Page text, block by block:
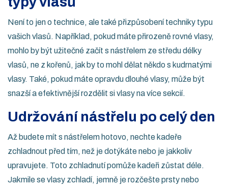
Není to jen o technice, ale také přizpůsobení techniky typu
vašich vlasů. Například, pokud máte přirozeně rovné vlasy,
mohlo by být užitečné začít s nástřelem ze středu délky
vlasů, ne z kořenů, jak by to mohl dělat někdo s kudrnatými
vlasy. Také, pokud máte opravdu dlouhé vlasy, může být
snazší a efektivnější rozdělit si vlasy na více sekcií.
Udržování nástřelu po celý den
Až budete mít s nástřelem hotovo, nechte kadeře
zchladnout před tím, než je dotýkáte nebo je jakkoliv
upravujete. Toto zchladnutí pomůže kadeři zůstat déle.
Jakmile se vlasy zchladí, jemně je rozčešte prsty nebo